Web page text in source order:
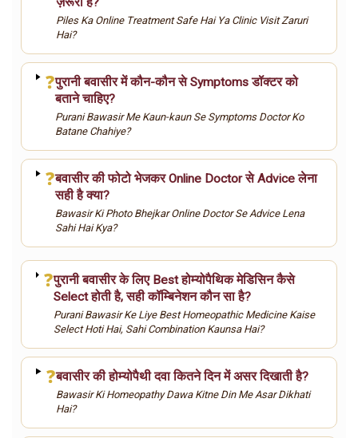
Piles Ka Online Treatment Safe Hai Ya Clinic Visit Zaruri
Hai?
❓पुरानी बवासीर में कौन-कौन से Symptoms डॉक्टर को
बताने चाहिए?
Purani Bawasir Me Kaun-kaun Se Symptoms Doctor Ko
Batane Chahiye?
❓बवासीर की फोटो भेजकर Online Doctor से Advice लेना
सही है क्या?
Bawasir Ki Photo Bhejkar Online Doctor Se Advice Lena
Sahi Hai Kya?
❓पुरानी बवासीर के लिए Best होम्योपैथिक मेडिसिन कैसे
Select होती है, सही कॉम्बिनेशन कौन सा है?
Purani Bawasir Ke Liye Best Homeopathic Medicine Kaise
Select Hoti Hai, Sahi Combination Kaunsa Hai?
❓बवासीर की होम्योपैथी दवा कितने दिन में असर दिखाती है?
Bawasir Ki Homeopathy Dawa Kitne Din Me Asar Dikhati
Hai?